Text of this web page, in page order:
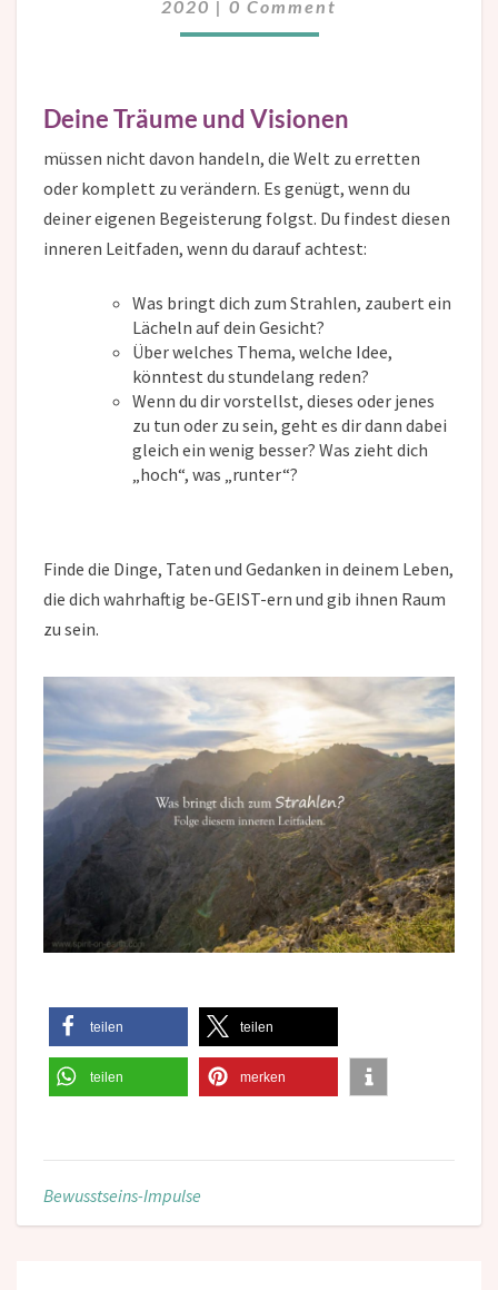
2020 | 0 Comment
Deine Träume und Visionen
müssen nicht davon handeln, die Welt zu erretten
oder komplett zu verändern. Es genügt, wenn du
deiner eigenen Begeisterung folgst. Du findest diesen
inneren Leitfaden, wenn du darauf achtest:
Was bringt dich zum Strahlen, zaubert ein
Lächeln auf dein Gesicht?
Über welches Thema, welche Idee,
könntest du stundelang reden?
Wenn du dir vorstellst, dieses oder jenes
zu tun oder zu sein, geht es dir dann dabei
gleich ein wenig besser? Was zieht dich
„hoch“, was „runter“?
Finde die Dinge, Taten und Gedanken in deinem Leben,
die dich wahrhaftig be-GEIST-ern und gib ihnen Raum
zu sein.
teilen teilen
teilen merken
Bewusstseins-Impulse